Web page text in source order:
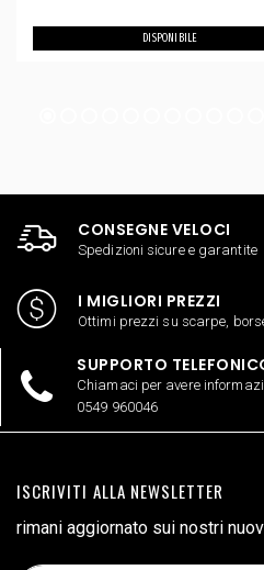
DISPONIBILE
CONSEGNE VELOCI
Spedizioni sicure e garantite
I MIGLIORI PREZZI
Ottimi prezzi su scarpe,
SUPPORTO
Chiamaci per avere
0549 960046
ISCRIVITI ALLA NEWSLETTER
rimani aggiornato sui nostri